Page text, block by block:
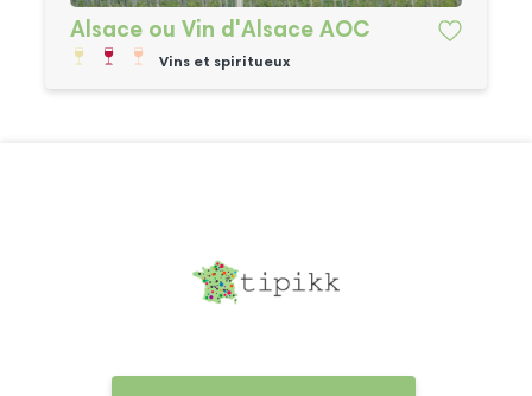
Alsace ou Vin d'Alsace AOC
Vins et spiritueux